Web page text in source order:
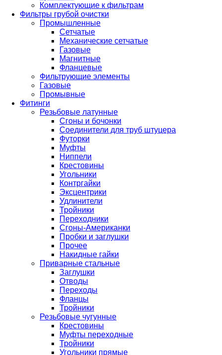
Комплектующие к фильтрам
Фильтры грубой очистки
Промышленные
Сетчатые
Механические сетчатые
Газовые
Магнитные
Фланцевые
Фильтрующие элементы
Газовые
Промывные
Фитинги
Резьбовые латунные
Сгоны и бочонки
Соединители для труб штуцера
Футорки
Муфты
Ниппели
Крестовины
Угольники
Контргайки
Эксцентрики
Удлинители
Тройники
Переходники
Сгоны-Американки
Пробки и заглушки
Прочее
Накидные гайки
Приварные стальные
Заглушки
Отводы
Переходы
Фланцы
Тройники
Резьбовые чугунные
Крестовины
Муфты переходные
Тройники
Угольники прямые